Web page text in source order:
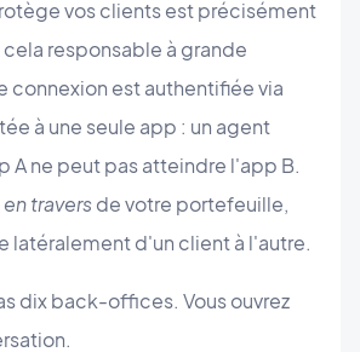
vos clients est précisément
responsable à grande
connexion est authentifiée via
à une seule app : un agent
A ne peut pas atteindre l'app B.
en travers de votre portefeuille,
latéralement d'un client à l'autre.
dix back-offices. Vous ouvrez